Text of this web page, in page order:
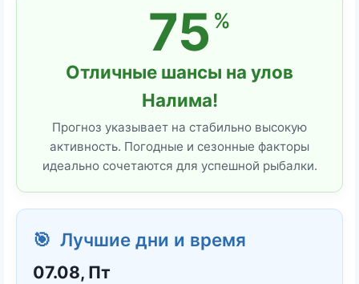
75 %
Отличные шансы на улов
Налима!
Прогноз указывает на стабильно высокую
активность. Погодные и сезонные факторы
идеально сочетаются для успешной рыбалки.
🎯 Лучшие дни и время
07.08, Пт